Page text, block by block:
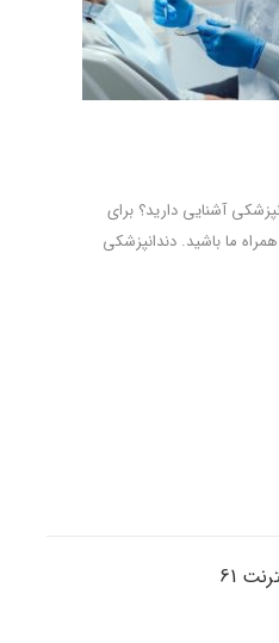
آشنایی دارید؟ برای
ما باشید. دندانپزشکی
61